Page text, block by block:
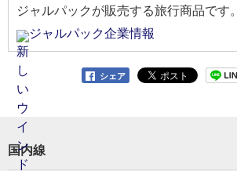
ジャルパックが販売する旅行商品です。
ジャルパック企業情報
シェア
国内線